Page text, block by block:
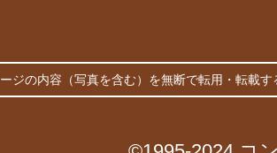
ジの内容（写真を含む）を無断で転用・転載